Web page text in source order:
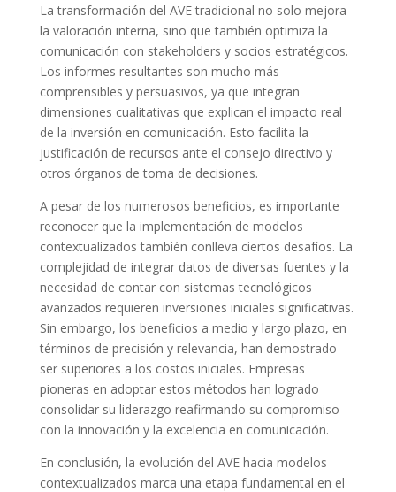
La transformación del AVE tradicional no solo mejora
la valoración interna, sino que también optimiza la
comunicación con stakeholders y socios estratégicos.
Los informes resultantes son mucho más
comprensibles y persuasivos, ya que integran
dimensiones cualitativas que explican el impacto real
de la inversión en comunicación. Esto facilita la
justificación de recursos ante el consejo directivo y
otros órganos de toma de decisiones.
A pesar de los numerosos beneficios, es importante
reconocer que la implementación de modelos
contextualizados también conlleva ciertos desafíos. La
complejidad de integrar datos de diversas fuentes y la
necesidad de contar con sistemas tecnológicos
avanzados requieren inversiones iniciales significativas.
Sin embargo, los beneficios a medio y largo plazo, en
términos de precisión y relevancia, han demostrado
ser superiores a los costos iniciales. Empresas
pioneras en adoptar estos métodos han logrado
consolidar su liderazgo reafirmando su compromiso
con la innovación y la excelencia en comunicación.
En conclusión, la evolución del AVE hacia modelos
contextualizados marca una etapa fundamental en el